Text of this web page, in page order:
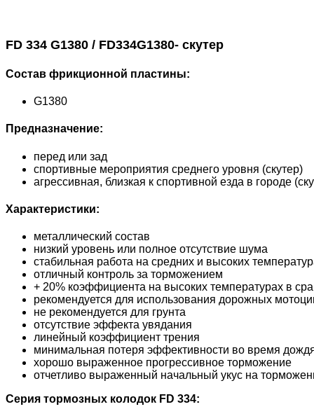
FD 334 G1380 / FD334G1380- скутер
Состав фрикционной пластины:
G1380
Предназначение:
перед или зад
спортивные мероприятия среднего уровня (скутер)
агрессивная, близкая к спортивной езда в городе
Характеристики:
металлический состав
низкий уровень или полное отсутствие шума
стабильная работа на средних и высоких
отличный контроль за торможением
+ 20% коэффициента на высоких температурах в
рекомендуется для использования дорожных
не рекомендуется для грунта
отсутствие эффекта увядания
линейный коэффициент трения
минимальная потеря эффективности во время
хорошо выраженное прогрессивное торможение
отчетливо выраженный начальный укус на
Серия тормозных колодок FD 334: